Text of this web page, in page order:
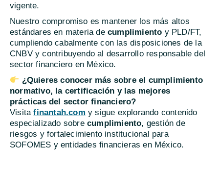
vigente.
Nuestro compromiso es mantener los más altos
estándares en materia de cumplimiento y PLD/FT,
cumpliendo cabalmente con las disposiciones de la
CNBV y contribuyendo al desarrollo responsable del
sector financiero en México.
¿Quieres conocer más sobre el cumplimiento
normativo, la certificación y las mejores
prácticas del sector financiero?
Visitafinantah.com y sigue explorando contenido
especializado sobre cumplimiento, gestión de
riesgos y fortalecimiento institucional para
SOFOMES y entidades financieras en México.